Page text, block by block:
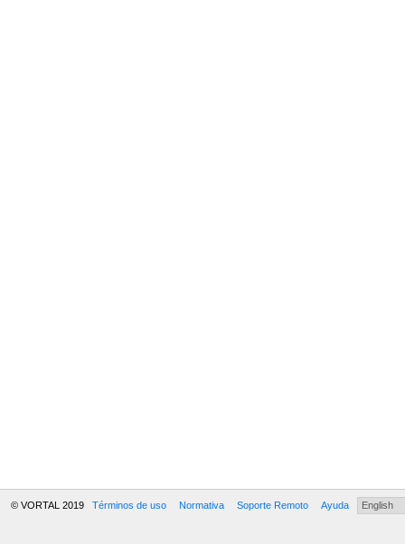
© VORTAL 2019 Términos de uso Normativa Soporte Remoto Ayuda